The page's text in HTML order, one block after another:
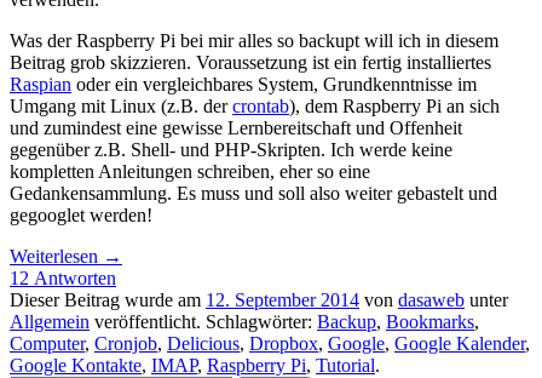
Was der Raspberry Pi bei mir alles so backupt will ich in diesem
Beitrag grob skizzieren. Voraussetzung ist ein fertig installiertes
Raspian oder ein vergleichbares System, Grundkenntnisse im
Umgang mit Linux (z.B. dercrontab), dem Raspberry Pi an sich
und zumindest eine gewisse Lernbereitschaft und Offenheit
gegenüber z.B. Shell- und PHP-Skripten. Ich werde keine
kompletten Anleitungen schreiben, eher so eine
Gedankensammlung. Es muss und soll also weiter gebastelt und
gegooglet werden!
Weiterlesen →
12 Antworten
Dieser Beitrag wurde am 12. September 2014 von dasaweb unter
Allgemein veröffentlicht. Schlagwörter: Backup, Bookmarks,
Computer, Cronjob, Delicious, Dropbox, Google, Google Kalender,
Google Kontakte, IMAP, Raspberry Pi, Tutorial.